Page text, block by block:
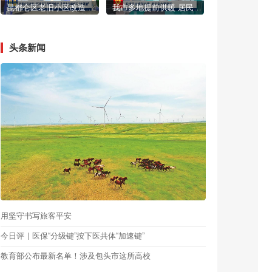
昆都仑区老旧小区改造工程提速推进 为民生幸福按下“快进键” 我市多地提前供暖 居民家中暖意浓
头条新闻
用坚守书写旅客平安
今日评｜医保“分级键”按下医共体“加速键”
教育部公布最新名单！涉及包头市这所高校